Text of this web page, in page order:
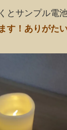
とサンプル電
す！ありがたい